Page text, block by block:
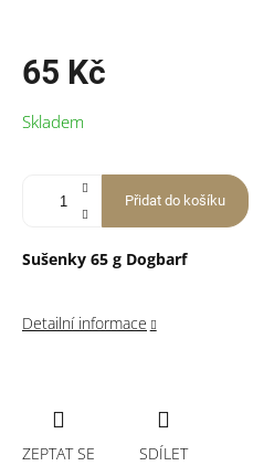
65 Kč
cena:
Skladem
Přidat do košíku
Sušenky 65 g Dogbarf
Detailní informace
ZEPTAT SE SDÍLET